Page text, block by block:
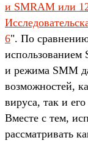
и SMRAM или
6". По
использованием
и режима SMM
возможностей,
вируса, так и
Вместе с тем,
рассматривать